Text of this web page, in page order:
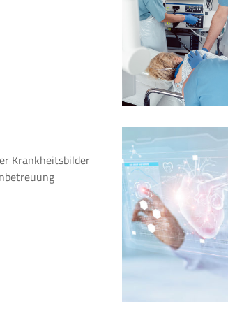
Krankheitsbilder